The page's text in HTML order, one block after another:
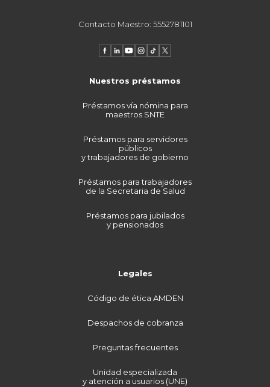
Contacto Maestro: 5552781101
Nuestros préstamos
Préstamos vía nómina para
maestros SNTE
Préstamos para servidores
públicos
y trabajadores de gobierno
Préstamos para trabajadores
de la Secretaria de Salud
Préstamos para jubilados
y pensionados
Legales
Código de ética AMDEN
Despachos de cobranza
Preguntas frecuentes
Unidad especializada
y atención a usuarios (UNE)